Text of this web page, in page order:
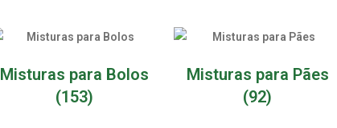
Misturas para Bolos
(153)
Misturas para Pães
(92)